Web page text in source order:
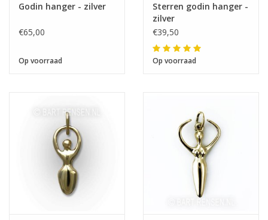
Godin hanger - zilver
€65,00
Op voorraad
Sterren godin hanger -
zilver
€39,50
Op voorraad